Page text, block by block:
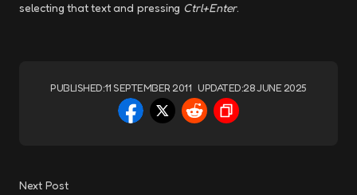
selecting that text and pressing Ctrl+Enter.
PUBLISHED:11 SEPTEMBER 2011 UPDATED:28 JUNE 2025
Next Post